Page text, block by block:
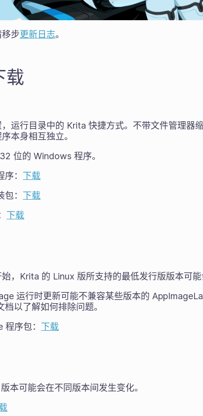
步更新日志。
载
运行目录中的 Krita 快捷方式。不带文件管理器
本身相互独立。
位的 Windows 程序。
： 下载
： 下载
下载
，Krita 的 Linux 版所支持的最低发行版版本可能
运行时更新可能不兼容某些版本的
以了解如何排除问题。
序包： 下载
本可能会在不同版本间发生变化。